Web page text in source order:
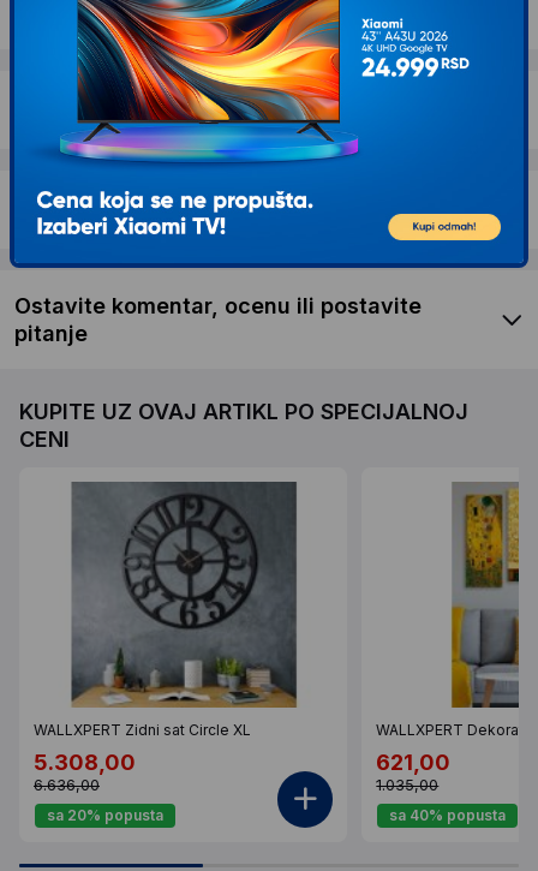
Dostava i povrat
Garancija
Recenzije kupaca
Ostavite komentar, ocenu ili postavite
pitanje
KUPITE UZ OVAJ ARTIKL PO SPECIJALNOJ
CENI
WALLXPERT Zidni sat Circle XL
5.308,00
6.636,00
sa 20% popusta
WALLXPERT
621,00
1.035,00
sa 40% popusta